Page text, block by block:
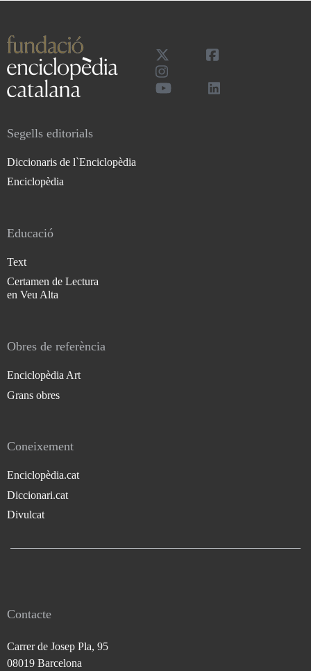
Segells editorials
Diccionaris de l`Enciclopèdia
Enciclopèdia
Educació
Text
Certamen de Lectura
en Veu Alta
Obres de referència
Enciclopèdia Art
Grans obres
Coneixement
Enciclopèdia.cat
Diccionari.cat
Divulcat
Contacte
Carrer de Josep Pla, 95
08019 Barcelona